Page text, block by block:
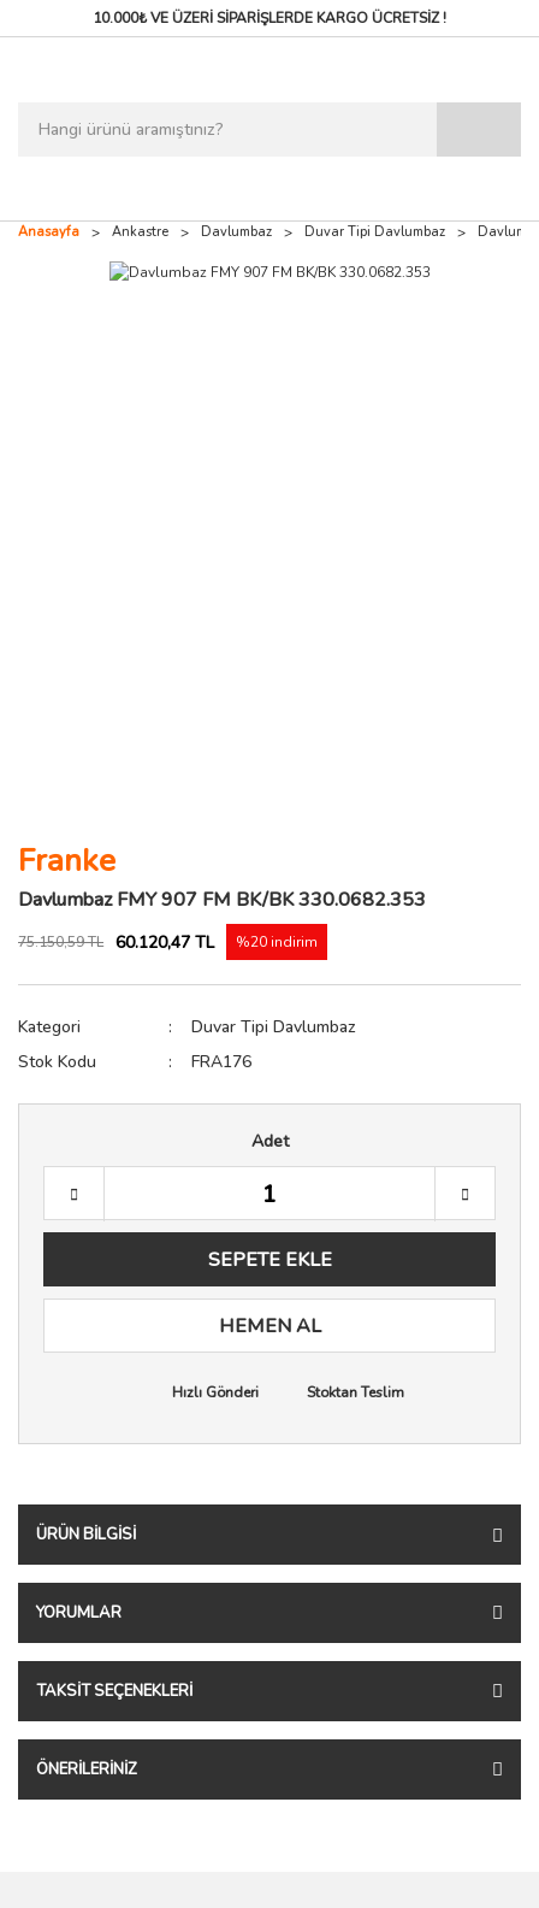
10.000₺ VE ÜZERİ SİPARİŞLERDEKARGO ÜCRETSİZ !
Anasayfa Ankastre Davlumbaz Duvar Tipi Davlumbaz
Franke
Davlumbaz FMY 907 FM BK/BK 330.0682.353
75.150,59 TL 60.120,47 TL %20 indirim
Kategori
Duvar Tipi Davlumbaz
Stok Kodu
FRA176
Adet
SEPETE EKLE
HEMEN AL
Hızlı Gönderi Stoktan Teslim
ÜRÜN BILGISI
YORUMLAR
TAKSIT SEÇENEKLERI
ÖNERILERINIZ